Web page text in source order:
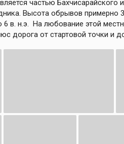
частью Бахчисарайского
Высота обрывов примерно
6 в. н.э.  На любование этой